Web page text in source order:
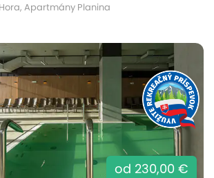
Apartmány Planina
od 230,00 €